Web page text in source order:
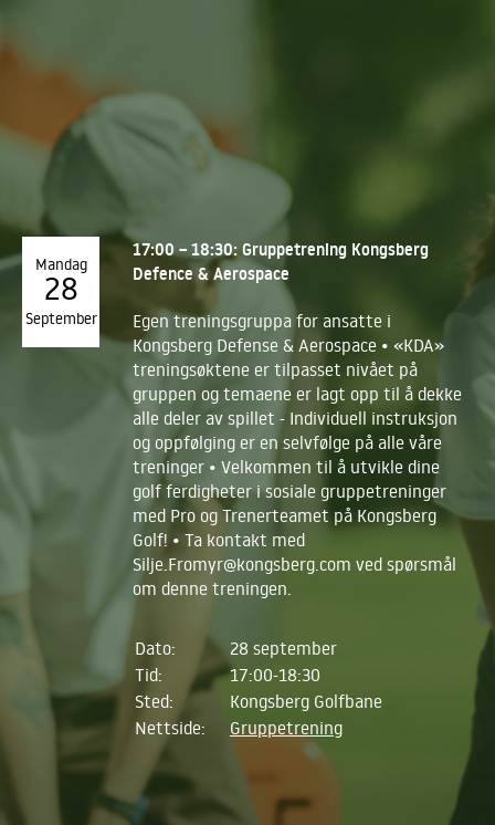
17:00 – 18:30: Gruppetrening Kongsberg
Defence & Aerospace
Egen treningsgruppa for ansatte i
Kongsberg Defense & Aerospace • «KDA»
treningsøktene er tilpasset nivået på
gruppen og temaene er lagt opp til å dekke
alle deler av spillet - Individuell instruksjon
og oppfølging er en selvfølge på alle våre
treninger • Velkommen til å utvikle dine
golf ferdigheter i sosiale gruppetreninger
med Pro og Trenerteamet på Kongsberg
Golf! • Ta kontakt med
Silje.Fromyr@kongsberg.com ved spørsmål
om denne treningen.
Dato:
28 september
Tid:
17:00-18:30
Sted:
Kongsberg Golfbane
Nettside:
Gruppetrening
Mandag
28
September